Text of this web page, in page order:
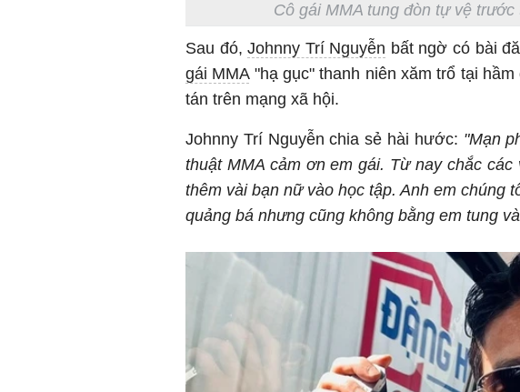
Cô gái MMA tung đòn tự vệ
Sau đó,Johnny Trí Nguyễn bất ngờ có bài
gái MMA"hạ gục" thanh niên xăm trổ tại
tán trên mạng xã hội.
Johnny Trí Nguyễn chia sẻ hài hước: "Mạn
thuật MMA cảm ơn em gái. Từ nay chắc
thêm vài bạn nữ vào học tập. Anh em chúng
quảng bá nhưng cũng không bằng em tung